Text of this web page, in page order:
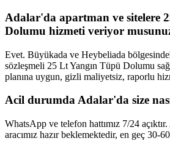
Adalar'da apartman ve sitelere
Dolumu hizmeti veriyor
Evet. Büyükada ve Heybeliada
sözleşmeli 25 Lt Yangın Tüpü Dolumu
planına uygun, gizli maliyetsiz, raporlu
Acil durumda Adalar'da size
WhatsApp ve telefon hattımız 7/24
aracımız hazır beklemektedir, en geç 30-